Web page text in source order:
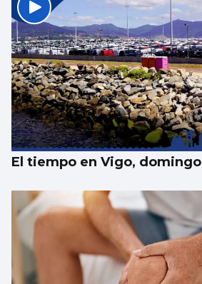
Taparse la boca, amarilla
El tiempo en Vigo,